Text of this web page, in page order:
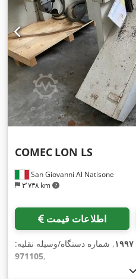
San Giovanni Al Natisone
۳٬۷۳۸ km
COMEC LON LS
اطلاعات قیمت
۱۹۹۷, شماره دستگاه/وسیله نقلیه:
971105,